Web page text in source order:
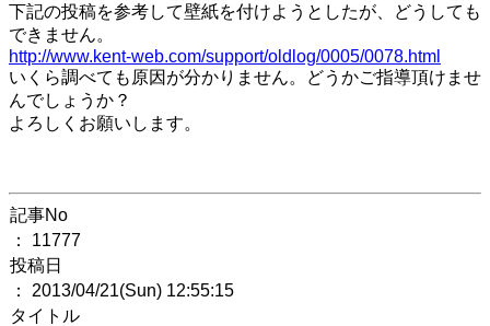
下記の投稿を参考して壁紙を付けようとしたが、どうしても
できません。
http://www.kent-web.com/support/oldlog/0005/0078.html
いくら調べても原因が分かりません。どうかご指導頂けませ
んでしょうか？
よろしくお願いします。
記事No
： 11777
投稿日
： 2013/04/21(Sun) 12:55:15
タイトル